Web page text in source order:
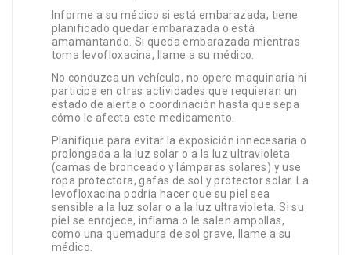
Informe a su médico si está embarazada, tiene
planificado quedar embarazada o está
amamantando. Si queda embarazada mientras
toma levofloxacina, llame a su médico.
No conduzca un vehículo, no opere maquinaria ni
participe en otras actividades que requieran un
estado de alerta o coordinación hasta que sepa
cómo le afecta este medicamento.
Planifique para evitar la exposición innecesaria o
prolongada a la luz solar o a la luz ultravioleta
(camas de bronceado y lámparas solares) y use
ropa protectora, gafas de sol y protector solar. La
levofloxacina podría hacer que su piel sea
sensible a la luz solar o a la luz ultravioleta. Si su
piel se enrojece, inflama o le salen ampollas,
como una quemadura de sol grave, llame a su
médico.